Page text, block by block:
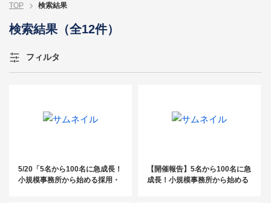
TOP 検索結果
検索結果（全12件）
フィルタ
5/20「5名から100名に急成長！
小規模事務所から始める採用・
【開催報告】5名から100名に急
成長！小規模事務所から始める